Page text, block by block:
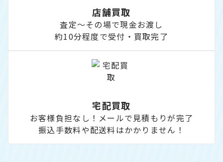
店舗買取
査定～その場で現金お渡し
約10分程度で受付・買取完了
宅配買取
お客様負担なし！メールで見積もりが完了
振込手数料や配送料はかかりません！